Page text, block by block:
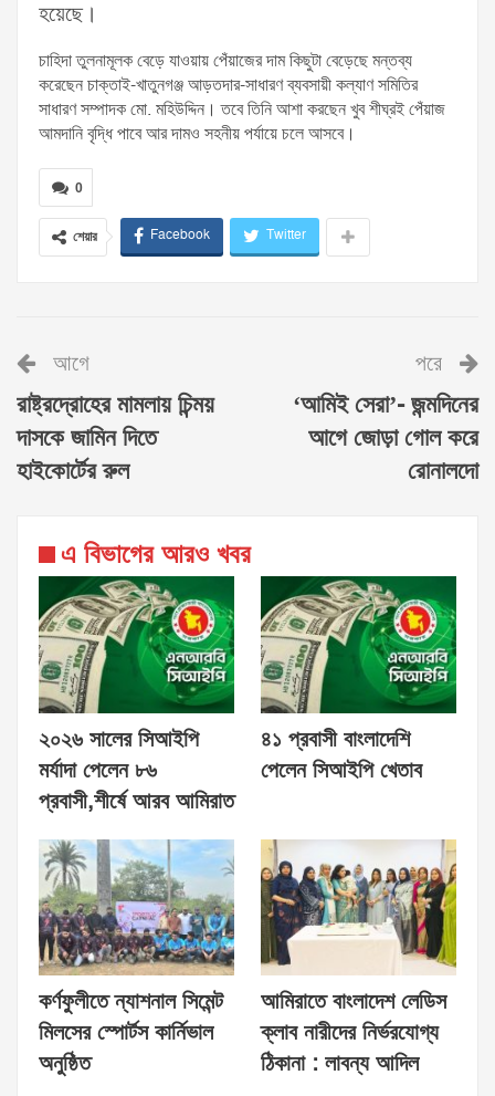
হয়েছে।
চাহিদা তুলনামূলক বেড়ে যাওয়ায় পেঁয়াজের দাম কিছুটা বেড়েছে মন্তব্য
করেছেন চাক্তাই-খাতুনগঞ্জ আড়তদার-সাধারণ ব্যবসায়ী কল্যাণ সমিতির
সাধারণ সম্পাদক মো. মহিউদ্দিন। তবে তিনি আশা করছেন খুব শীঘ্রই পেঁয়াজ
আমদানি বৃদ্ধি পাবে আর দামও সহনীয় পর্যায়ে চলে আসবে।
0
শেয়ার Facebook Twitter
আগে
রাষ্ট্রদ্রোহের মামলায় চিন্ময়
দাসকে জামিন দিতে
হাইকোর্টের রুল
পরে
‘আমিই সেরা’- জন্মদিনের
আগে জোড়া গোল করে
রোনালদো
এ বিভাগের আরও খবর
২০২৬ সালের সিআইপি
মর্যাদা পেলেন ৮৬
প্রবাসী,শীর্ষে আরব আমিরাত
৪১ প্রবাসী বাংলাদেশি
পেলেন সিআইপি খেতাব
কর্ণফুলীতে ন্যাশনাল সিমেন্ট
মিলসের স্পোর্টস কার্নিভাল
অনুষ্ঠিত
আমিরাতে বাংলাদেশ লেডিস
ক্লাব নারীদের নির্ভরযোগ্য
ঠিকানা : লাবন্য আদিল